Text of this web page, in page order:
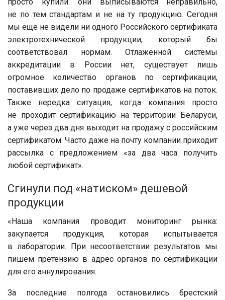
не по тем стандартам и не на ту продукцию. Сегодня
мы еще не видели ни одного Российского сертификата
электротехнической продукции, который бы
соответствовал нормам. Отлаженной системы
аккредитации в России нет, существует лишь
огромное количество органов по сертификации,
поставивших дело по продаже сертификатов на поток.
Также нередка ситуация, когда компания просто
не проходит сертификацию на территории Беларуси,
а уже через два дня выходит на продажу с российским
сертификатом. Часто даже на почту компании приходит
рассылка с предложением «за два часа получить
любой сертификат».
Сгинули под «натиском» дешевой
продукции
«Наша компания проводит мониторинг рынка:
закупается продукция, которая испытывается
в лаборатории. При несоответствии результатов мы
пишем претензию в адрес органов по сертификации
для его аннулирования.
За последние полгода остановились брестский